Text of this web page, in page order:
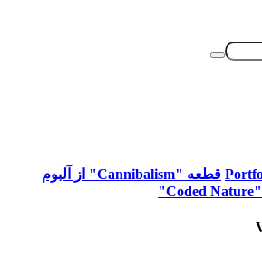
قطعه "Cannibalism" از آلبوم